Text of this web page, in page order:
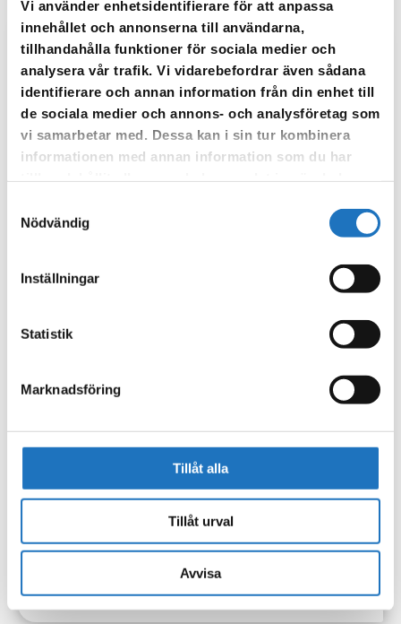
Vi använder enhetsidentifierare för att anpassa
innehållet och annonserna till användarna,
tillhandahålla funktioner för sociala medier och
analysera vår trafik. Vi vidarebefordrar även sådana
identifierare och annan information från din enhet till
de sociala medier och annons- och analysföretag som
vi samarbetar med. Dessa kan i sin tur kombinera
informationen med annan information som du har
Nödvändig
Inställningar
Statistik
Marknadsföring
Tillåt alla
Tillåt urval
Avvisa
Anmäl dig till vår sms-tjänst.
Vår sms-tjänst använder vi enbart för att kunna informera dig
om driftstörningar och andra händelser som kan påverka dig
som fastighetsägare.